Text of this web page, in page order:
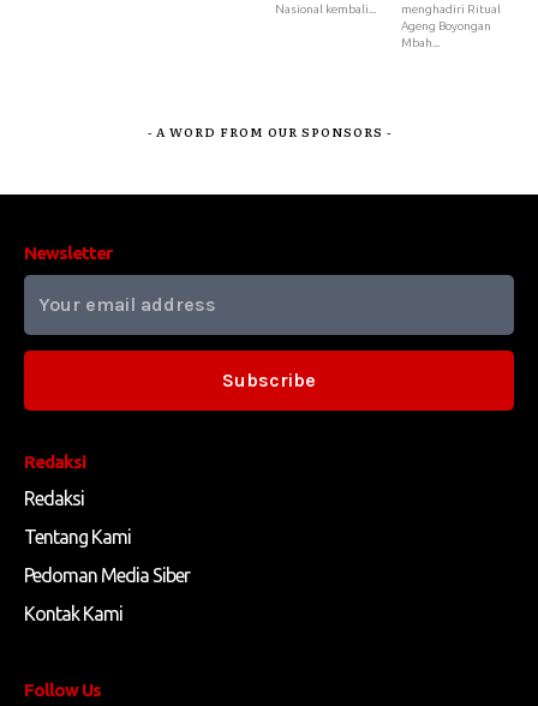
Nasional kembali...
menghadiri Ritual
Ageng Boyongan
Mbah...
- A WORD FROM OUR SPONSORS -
Redaksi
Redaksi
Tentang Kami
Pedoman Media Siber
Kontak Kami
Follow Us
Newsletter
Subscribe